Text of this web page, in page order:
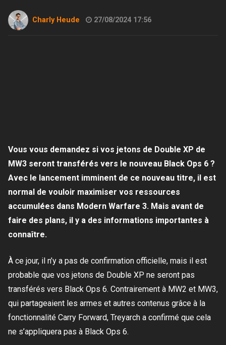
Charly Heude 27/08/2024 17:56
Vous vous demandez si vos jetons de Double XP de
MW3 seront transférés vers le nouveau Black Ops 6 ?
Avec le lancement imminent de ce nouveau titre, il est
normal de vouloir maximiser vos ressources
accumulées dans Modern Warfare 3. Mais avant de
faire des plans, il y a des informations importantes à
connaître.
À ce jour, il n’y a pas de confirmation officielle, mais il est
probable que vos jetons de Double XP ne seront pas
transférés vers Black Ops 6. Contrairement à MW2 et MW3,
qui partageaient les armes et autres contenus grâce à la
fonctionnalité Carry Forward, Treyarch a confirmé que cela
ne s’appliquera pas à Black Ops 6.